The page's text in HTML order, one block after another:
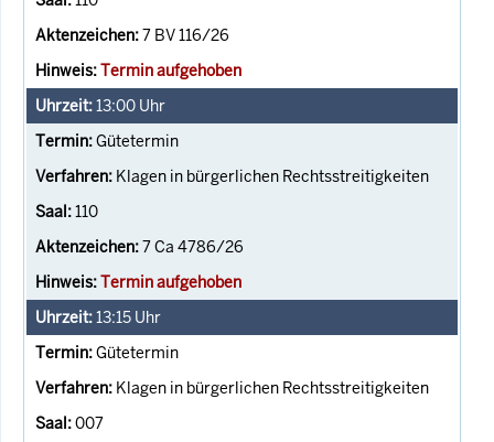
7 BV 116/26
Termin aufgehoben
13:00 Uhr
Gütetermin
Klagen in bürgerlichen Rechtsstreitigkeiten
110
7 Ca 4786/26
Termin aufgehoben
13:15 Uhr
Gütetermin
Klagen in bürgerlichen Rechtsstreitigkeiten
007